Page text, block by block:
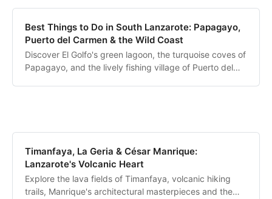
Best Things to Do in South Lanzarote: Papagayo,
Puerto del Carmen & the Wild Coast
Discover El Golfo's green lagoon, the turquoise coves of
Papagayo, and the lively fishing village of Puerto del
Timanfaya, La Geria & César Manrique:
Lanzarote's Volcanic Heart
Explore the lava fields of Timanfaya, volcanic hiking
trails, Manrique's architectural masterpieces and the